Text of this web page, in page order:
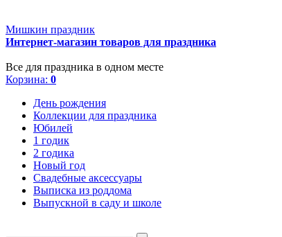
Мишкин праздник
Интернет-магазин товаров для праздника
Все для праздника в одном месте
Корзина: 0
День рождения
Коллекции для праздника
Юбилей
1 годик
2 годика
Новый год
Свадебные аксессуары
Выписка из роддома
Выпускной в саду и школе